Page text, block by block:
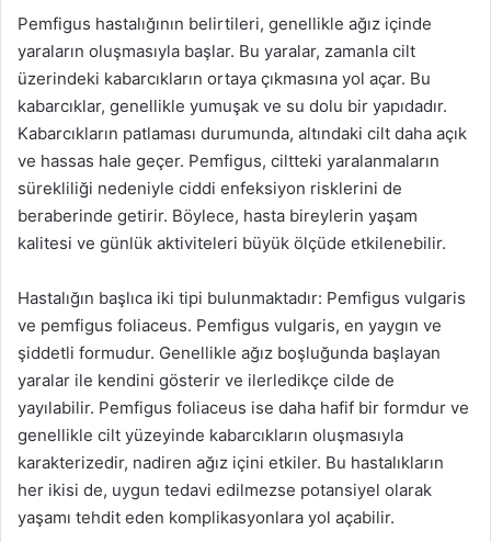
Pemfigus hastalığının belirtileri, genellikle ağız içinde
yaraların oluşmasıyla başlar. Bu yaralar, zamanla cilt
üzerindeki kabarcıkların ortaya çıkmasına yol açar. Bu
kabarcıklar, genellikle yumuşak ve su dolu bir yapıdadır.
Kabarcıkların patlaması durumunda, altındaki cilt daha açık
ve hassas hale geçer. Pemfigus, ciltteki yaralanmaların
sürekliliği nedeniyle ciddi enfeksiyon risklerini de
beraberinde getirir. Böylece, hasta bireylerin yaşam
kalitesi ve günlük aktiviteleri büyük ölçüde etkilenebilir.
Hastalığın başlıca iki tipi bulunmaktadır: Pemfigus vulgaris
ve pemfigus foliaceus. Pemfigus vulgaris, en yaygın ve
şiddetli formudur. Genellikle ağız boşluğunda başlayan
yaralar ile kendini gösterir ve ilerledikçe cilde de
yayılabilir. Pemfigus foliaceus ise daha hafif bir formdur ve
genellikle cilt yüzeyinde kabarcıkların oluşmasıyla
karakterizedir, nadiren ağız içini etkiler. Bu hastalıkların
her ikisi de, uygun tedavi edilmezse potansiyel olarak
yaşamı tehdit eden komplikasyonlara yol açabilir.